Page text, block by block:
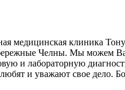
медицинская клиника
Челны. Мы можем
и лабораторную
и уважают свое дело.